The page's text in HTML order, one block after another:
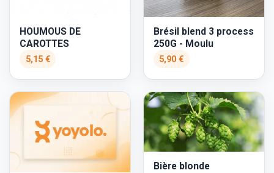
HOUMOUS DE
CAROTTES
5,15 €
Brésil blend 3 process
250G - Moulu
5,90 €
Bière blonde